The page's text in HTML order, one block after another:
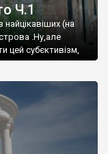
Ч.1
(на
.Ну,але
цей субєктивізм,